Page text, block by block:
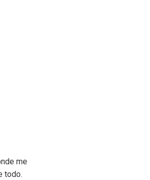
me
todo.